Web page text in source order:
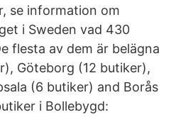
se information om
i Sweden vad 430
flesta av dem är belägna
Göteborg (12 butiker),
(6 butiker) and Borås
i Bollebygd: